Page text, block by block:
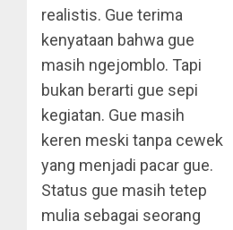
realistis. Gue terima
kenyataan bahwa gue
masih ngejomblo. Tapi
bukan berarti gue sepi
kegiatan. Gue masih
keren meski tanpa cewek
yang menjadi pacar gue.
Status gue masih tetep
mulia sebagai seorang